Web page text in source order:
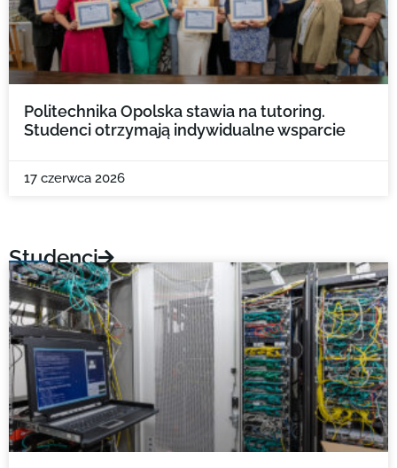
Politechnika Opolska stawia na tutoring.
Studenci otrzymają indywidualne wsparcie
17 czerwca 2026
Studenci